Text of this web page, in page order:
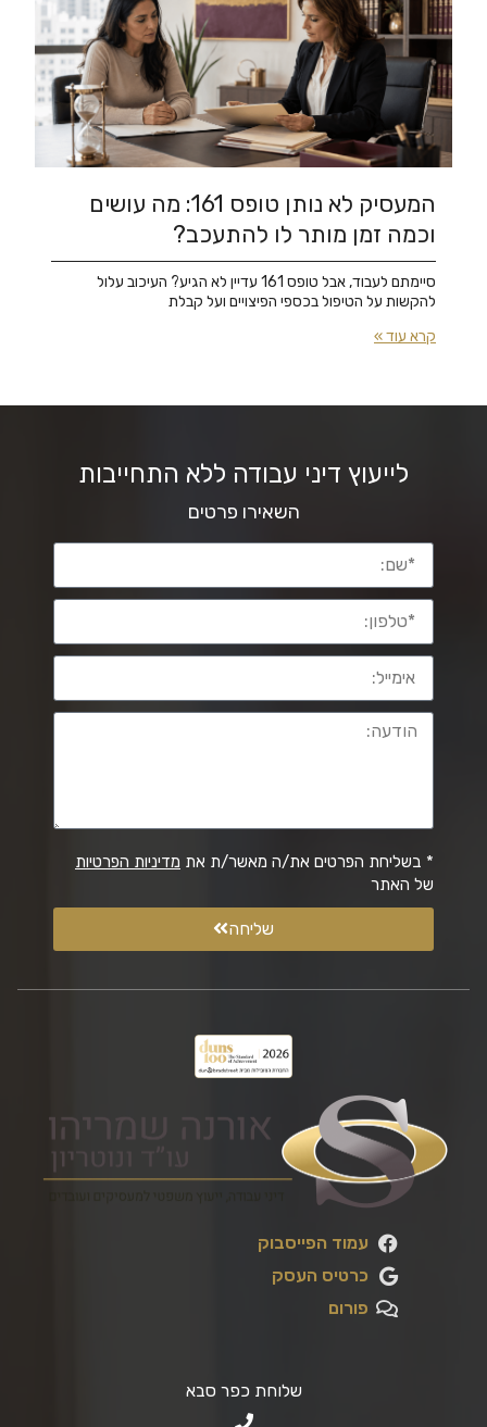
המעסיק לא נותן טופס 161: מה עושים
וכמה זמן מותר לו להתעכב?
סיימתם לעבוד, אבל טופס 161 עדיין לא הגיע? העיכוב עלול
להקשות על הטיפול בכספי הפיצויים ועל קבלת
קרא עוד »
לייעוץ דיני עבודה ללא התחייבות
השאירו פרטים
* בשליחת הפרטים את/ה מאשר/ת את מדיניות הפרטיות
של האתר
שליחה
עמוד הפייסבוק
כרטיס העסק
פורום
שלוחת כפר סבא